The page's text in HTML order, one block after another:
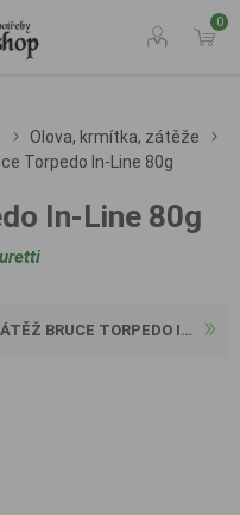
0
Olova, krmítka, zátěže
Torpedo In-Line 80g
In-Line 80g
BRUCE TORPEDO IN-LINE...